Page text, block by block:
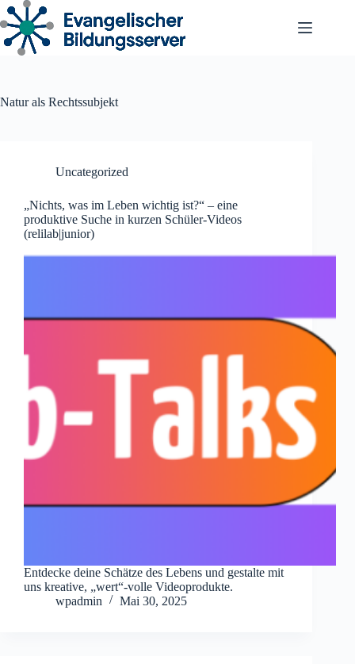
Zum
Inhalt
springen
Natur als Rechtssubjekt
Uncategorized
„Nichts, was im Leben wichtig ist?“ – eine
produktive Suche in kurzen Schüler-Videos
(relilab|junior)
Entdecke deine Schätze des Lebens und gestalte mit
uns kreative, „wert“-volle Videoprodukte.
wpadmin
Mai 30, 2025